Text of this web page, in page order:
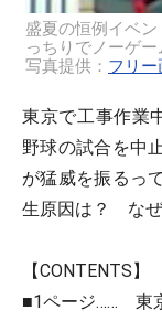
盛夏の恒例イベ
っちりでノーゲー
写真提供： フリー
東京で工事作業
野球の試合を中
が猛威を振るっ
生原因は？ なぜ
【CONTENTS】
■1ページ…… 東